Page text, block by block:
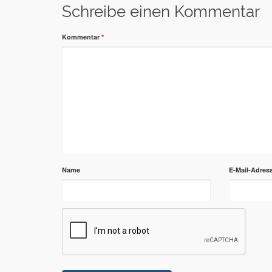
Schreibe einen Kommentar
Kommentar *
Name E-Mail-